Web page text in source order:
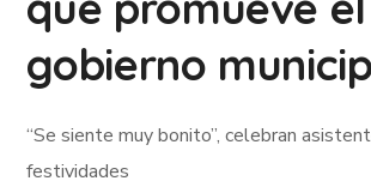
gobierno
“Se siente muy bonito”, celebran
festividades